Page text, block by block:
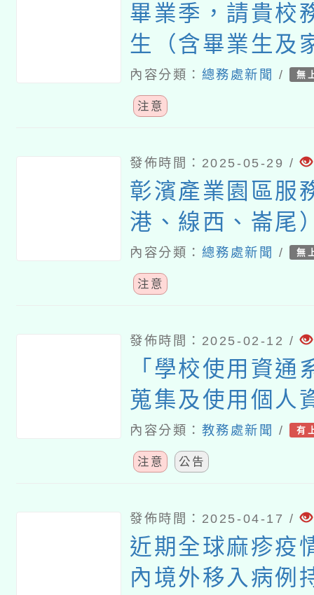
畢業季，請貴校
生（含畢業生及
安全與救溺之宣
內容分類： 總務處新聞 / 無
注意
發佈時間：2025-05-29 /
彰濱產業園區服
港、線西、崙尾
水深危險，不宜
動
內容分類： 總務處新聞 / 無
注意
發佈時間：2025-02-12 /
「學校使用資通
蒐集及使用個人
項」及「校園使
辨識技術個人資
內容分類： 教務處新聞 / 有
注意 公告
發佈時間：2025-04-17 /
近期全球麻疹疫
內境外移入病例